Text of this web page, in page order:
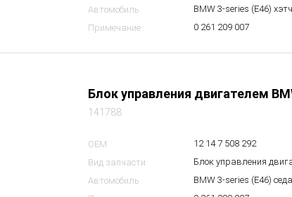
Автомобиль
BMW 3-series (E46)
Примечание
0 261 209 007
Блок управления двигателем
141788
OEM
12 14 7 508 292
Вид запчасти
Блок управления
Автомобиль
BMW 3-series (E46)